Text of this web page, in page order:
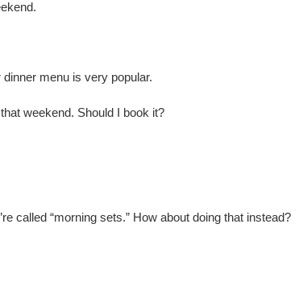
menu is very popular.
weekend. Should I book it?
called “morning sets.” How about doing that instead?